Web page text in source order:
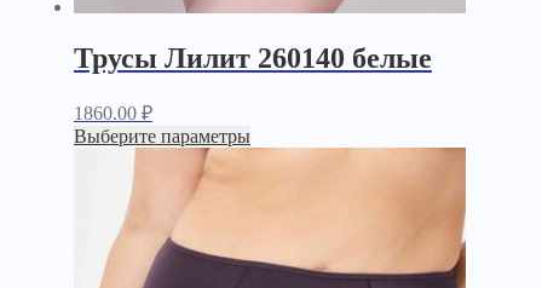
Трусы Лилит 260140 белые
1860.00 ₽
Выберите параметры